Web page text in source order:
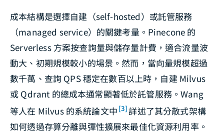
成本結構是選擇自建（self-hosted）或託管服務
（managed service）的關鍵考量。Pinecone 的
Serverless 方案按查詢量與儲存量計費，適合流量波
動大、初期規模較小的場景。然而，當向量規模超過
數千萬、查詢 QPS 穩定在數百以上時，自建 Milvus
或 Qdrant 的總成本通常顯著低於託管服務。Wang
等人在 Milvus 的系統論文中 [3]詳述了其分散式架構
如何透過存算分離與彈性擴展來最佳化資源利用率。